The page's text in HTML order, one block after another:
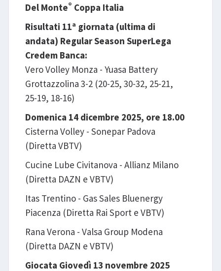
Del Monte® Coppa Italia
Risultati 11ª giornata (ultima di
andata) Regular Season SuperLega
Credem Banca:
Vero Volley Monza - Yuasa Battery
Grottazzolina 3-2 (20-25, 30-32, 25-21,
25-19, 18-16)
Domenica 14 dicembre 2025, ore 18.00
Cisterna Volley - Sonepar Padova
(Diretta VBTV)
Cucine Lube Civitanova - Allianz Milano
(Diretta DAZN e VBTV)
Itas Trentino - Gas Sales Bluenergy
Piacenza (Diretta Rai Sport e VBTV)
Rana Verona - Valsa Group Modena
(Diretta DAZN e VBTV)
Giocata Giovedì 13 novembre 2025